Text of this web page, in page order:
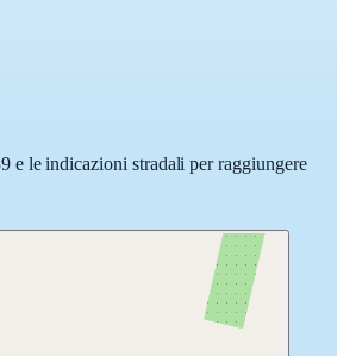
e le indicazioni stradali per raggiungere